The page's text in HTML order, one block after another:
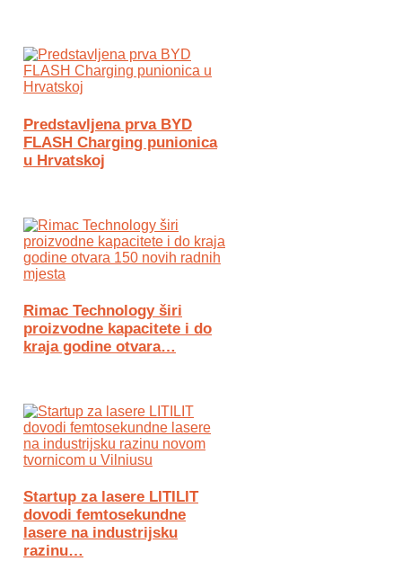
Predstavljena prva BYD
FLASH Charging punionica
u Hrvatskoj
Rimac Technology širi
proizvodne kapacitete i do
kraja godine otvara…
Startup za lasere LITILIT
dovodi femtosekundne
lasere na industrijsku
razinu…